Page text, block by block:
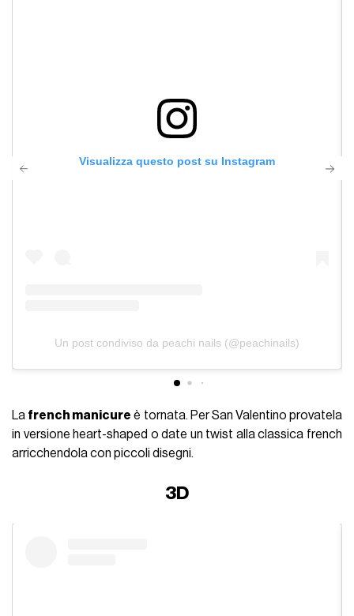
Visualizza questo post su Instagram
Un post condiviso da peachi nails (@peachinails)
La french manicure è tornata. Per San Valentino provatela
in versione heart-shaped o date un twist alla classica french
arricchendola con piccoli disegni.
3D